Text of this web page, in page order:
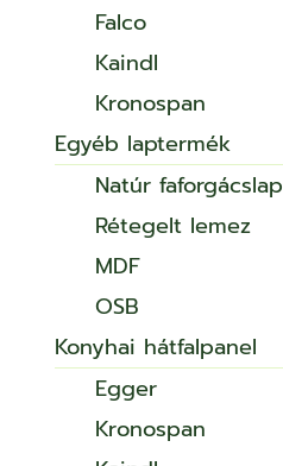
Falco
Kaindl
Kronospan
Egyéb laptermék
Natúr faforgácslap
Rétegelt lemez
MDF
OSB
Konyhai hátfalpanel
Egger
Kronospan